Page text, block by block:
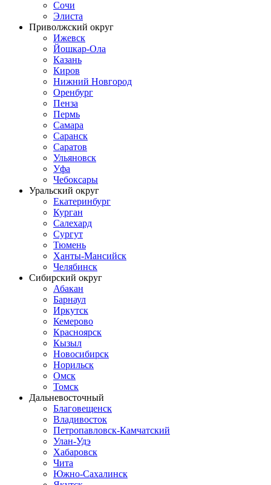
Сочи
Элиста
Приволжский округ
Ижевск
Йошкар-Ола
Казань
Киров
Нижний Новгород
Оренбург
Пенза
Пермь
Самара
Саранск
Саратов
Ульяновск
Уфа
Чебоксары
Уральский округ
Екатеринбург
Курган
Салехард
Сургут
Тюмень
Ханты-Мансийск
Челябинск
Сибирский округ
Абакан
Барнаул
Иркутск
Кемерово
Красноярск
Кызыл
Новосибирск
Норильск
Омск
Томск
Дальневосточный
Благовещенск
Владивосток
Петропавловск-Камчатский
Улан-Удэ
Хабаровск
Чита
Южно-Сахалинск